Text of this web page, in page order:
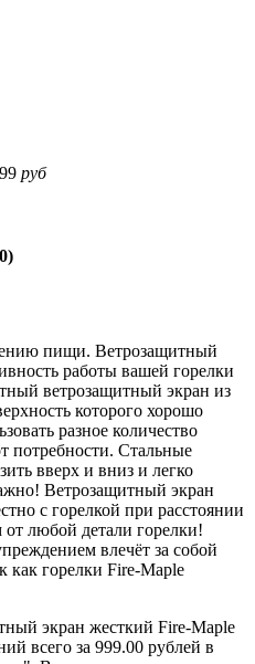
руб
пищи. Ветрозащитный
работы вашей горелки
ветрозащитный экран из
которого хорошо
разное количество
потребности. Стальные
вверх и вниз и легко
Ветрозащитный экран
с горелкой при расстоянии
любой детали горелки!
влечёт за собой
как горелки Fire-Maple
экран жесткий Fire-Maple
всего за 999.00 рублей в